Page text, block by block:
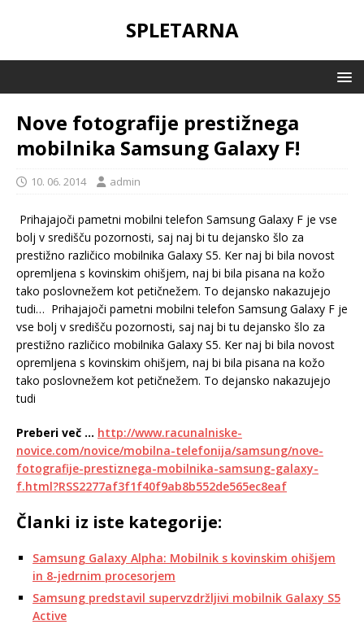
SPLETARNA
Nove fotografije prestižnega
mobilnika Samsung Galaxy F!
10. 06. 2014 admin
Prihajajoči pametni mobilni telefon Samsung Galaxy F je vse
bolj v središču pozornosti, saj naj bi tu dejansko šlo za
prestižno različico mobilnika Galaxy S5. Ker naj bi bila novost
opremljena s kovinskim ohišjem, naj bi bila pisana na kožo
tako poslovnežem kot petičnežem. To dejansko nakazujejo
tudi… Prihajajoči pametni mobilni telefon Samsung Galaxy F je
vse bolj v središču pozornosti, saj naj bi tu dejansko šlo za
prestižno različico mobilnika Galaxy S5. Ker naj bi bila novost
opremljena s kovinskim ohišjem, naj bi bila pisana na kožo
tako poslovnežem kot petičnežem. To dejansko nakazujejo
tudi
Preberi več … http://www.racunalniske-
novice.com/novice/mobilna-telefonija/samsung/nove-
fotografije-prestiznega-mobilnika-samsung-galaxy-
f.html?RSS2277af3f1f40f9ab8b552de565ec8eaf
Članki iz iste kategorije:
Samsung Galaxy Alpha: Mobilnik s kovinskim ohišjem
in 8-jedrnim procesorjem
Samsung predstavil supervzdržljivi mobilnik Galaxy S5
Active